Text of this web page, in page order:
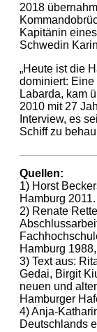
2018
Kapitänin
Schwedin
„Heute ist die
dominiert: Eine
Labarda, kam
2010 mit 27
Interview, es
Schiff zu
Quellen:
1) Horst
Hamburg 2011.
2) Renate
Hamburg
3) Text aus:
Gedai, Birgit
neuen und
Hamburger
4) Anja-
Deutschlands